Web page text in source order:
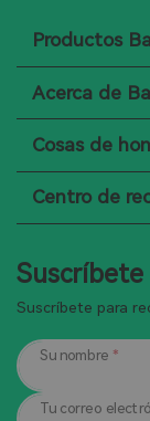
Productos
Acerca de
Cosas de
Centro de
Suscríbete para
Su nombre *
Tu correo